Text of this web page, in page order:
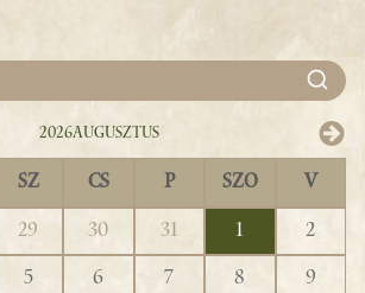
2026Augusztus
SZ CS P SZO V
29 30 31 1
2
5 6 7 8
9